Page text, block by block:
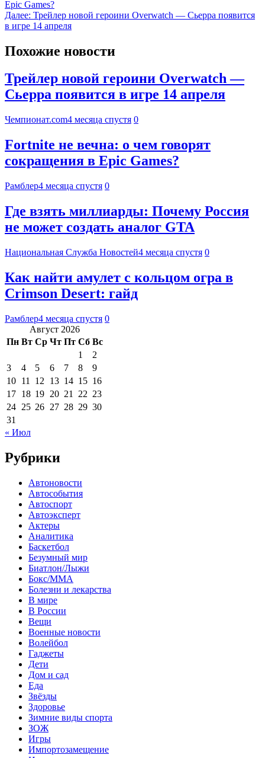
Epic Games?
Далее: Трейлер новой героини Overwatch — Сьерра появится
в игре 14 апреля
Похожие новости
Трейлер новой героини Overwatch —
Сьерра появится в игре 14 апреля
Чемпионат.com4 месяца спустя 0
Fortnite не вечна: о чем говорят
сокращения в Epic Games?
Рамблер4 месяца спустя 0
Где взять миллиарды: Почему Россия
не может создать аналог GTA
Национальная Служба Новостей4 месяца спустя 0
Как найти амулет с кольцом огра в
Crimson Desert: гайд
Рамблер4 месяца спустя 0
Август 2026
Пн Вт Ср Чт Пт Сб Вс
1
2
3
4 5 6 7 8
9
10 11 12 13 14 15 16
17 18 19 20 21 22 23
24 25 26 27 28 29 30
31
« Июл
Рубрики
Автоновости
Автособытия
Автоспорт
Автоэксперт
Актеры
Аналитика
Баскетбол
Безумный мир
Биатлон/Лыжи
Бокс/MMA
Болезни и лекарства
В мире
В России
Вещи
Военные новости
Волейбол
Гаджеты
Дети
Дом и сад
Еда
Звёзды
Здоровье
Зимние виды спорта
ЗОЖ
Игры
Импортозамещение